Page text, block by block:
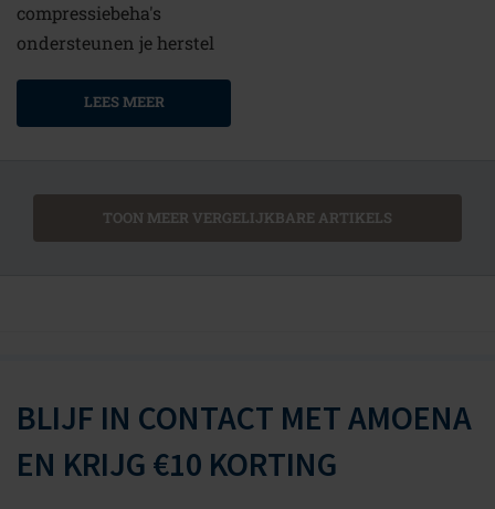
compressiebeha's
ondersteunen je herstel
LEES MEER
TOON MEER VERGELIJKBARE ARTIKELS
BLIJF IN CONTACT MET AMOENA
EN KRIJG €10 KORTING